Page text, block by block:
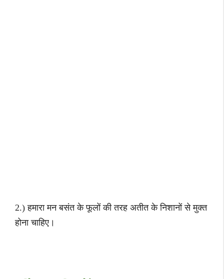
2.) हमारा मन बसंत के फूलों की तरह अतीत के निशानों से मुक्त
होना चाहिए।